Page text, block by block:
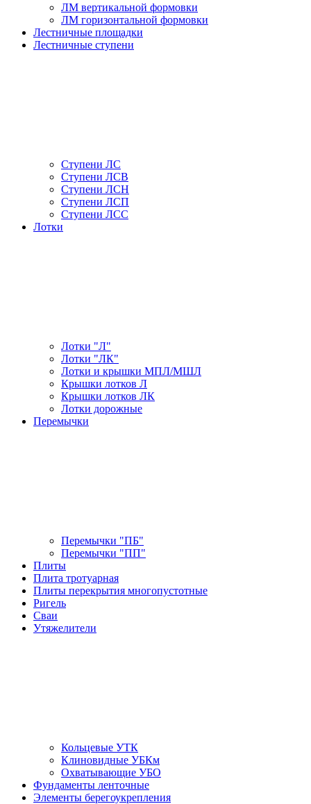
ЛМ вертикальной формовки
ЛМ горизонтальной формовки
Лестничные площадки
Лестничные ступени
Ступени ЛС
Ступени ЛСВ
Ступени ЛСН
Ступени ЛСП
Ступени ЛСС
Лотки
Лотки "Л"
Лотки "ЛК"
Лотки и крышки МПЛ/МШЛ
Крышки лотков Л
Крышки лотков ЛК
Лотки дорожные
Перемычки
Перемычки "ПБ"
Перемычки "ПП"
Плиты
Плита тротуарная
Плиты перекрытия многопустотные
Ригель
Сваи
Утяжелители
Кольцевые УТК
Клиновидные УБКм
Охватывающие УБО
Фундаменты ленточные
Элементы берегоукрепления